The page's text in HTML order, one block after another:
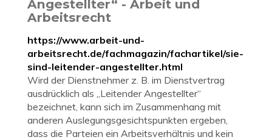
Angestellter“ - Arbeit und
Arbeitsrecht
https://www.arbeit-und-
arbeitsrecht.de/fachmagazin/fachartikel/sie-
sind-leitender-angestellter.html
Wird der Dienstnehmer z. B. im Dienstvertrag
ausdrücklich als „Leitender Angestellter“
bezeichnet, kann sich im Zusammenhang mit
anderen Auslegungsgesichtspunkten ergeben,
dass die Parteien ein Arbeitsverhältnis und kein